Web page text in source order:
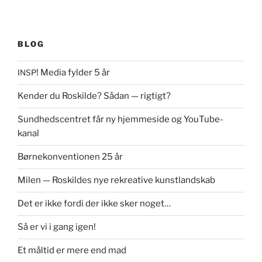
BLOG
INSP! Media fylder 5 år
Kender du Roskilde? Sådan — rigtigt?
Sundhedscentret får ny hjemmeside og YouTube-
kanal
Børnekonventionen 25 år
Milen — Roskildes nye rekreative kunstlandskab
Det er ikke fordi der ikke sker noget…
Så er vi i gang igen!
Et måltid er mere end mad